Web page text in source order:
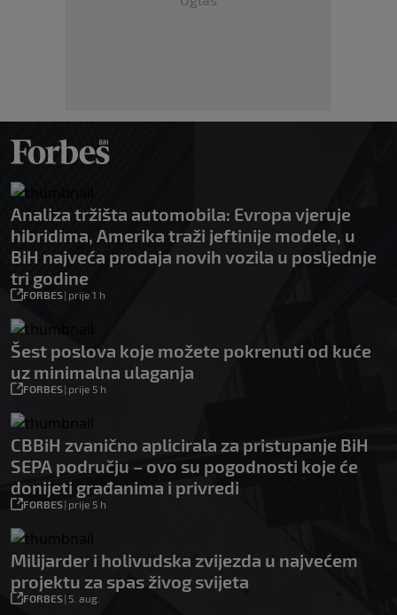
Analiza tržišta automobila: Evropa vjeruje
hibridima, Amerika traži jeftinije modele, u
BiH najveća prodaja novih vozila u posljednje
tri godine
FORBES| prije 1 h
Šest poslova koje možete pokrenuti od kuće
uz minimalna ulaganja
FORBES| prije 5 h
CBBiH zvanično aplicirala za pristupanje BiH
SEPA području – ovo su pogodnosti koje će
donijeti građanima i privredi
FORBES| prije 5 h
Milijarder i holivudska zvijezda u najvećem
projektu za spas živog svijeta
FORBES| 5. aug.